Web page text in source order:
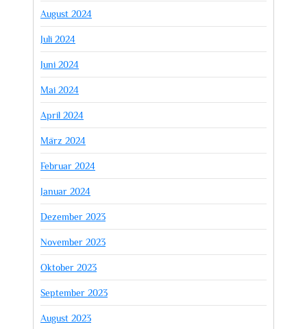
August 2024
Juli 2024
Juni 2024
Mai 2024
April 2024
März 2024
Februar 2024
Januar 2024
Dezember 2023
November 2023
Oktober 2023
September 2023
August 2023